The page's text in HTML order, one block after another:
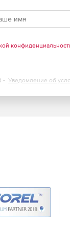
- Уведомление об